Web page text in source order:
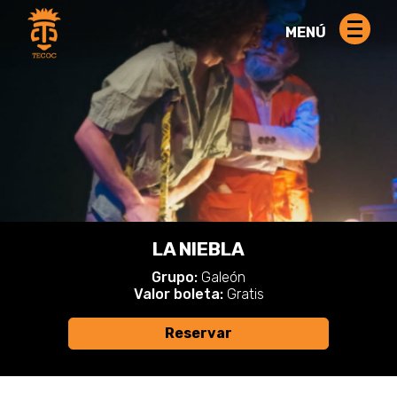
MENÚ
LA NIEBLA
Grupo: Galeón
Valor boleta: Gratis
Reservar